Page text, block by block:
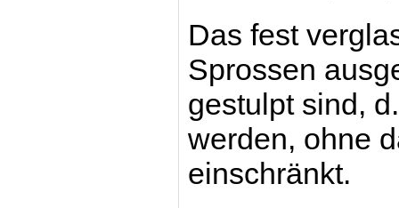
Das fest
Sprossen
gestulpt sind,
werden, ohne
einschränkt.